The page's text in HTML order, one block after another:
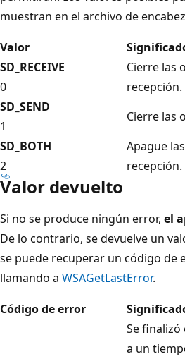
muestran en el archivo de
Valor
SD_RECEIVE
0
Cierre las
recepción.
SD_SEND
1
Cierre las
SD_BOTH
2
Apague
recepción.
Valor devuelto
Si no se produce ningún error, el
De lo contrario, se devuelve un
se puede recuperar un código de
llamando a WSAGetLastError.
Código de error
Se
a un